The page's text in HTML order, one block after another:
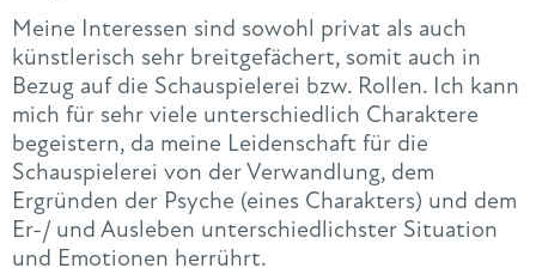
Meine Interessen sind sowohl privat als auch
künstlerisch sehr breitgefächert, somit auch in
Bezug auf die Schauspielerei bzw. Rollen. Ich kann
mich für sehr viele unterschiedlich Charaktere
begeistern, da meine Leidenschaft für die
Schauspielerei von der Verwandlung, dem
Ergründen der Psyche (eines Charakters) und dem
Er-/ und Ausleben unterschiedlichster Situation
und Emotionen herrührt.